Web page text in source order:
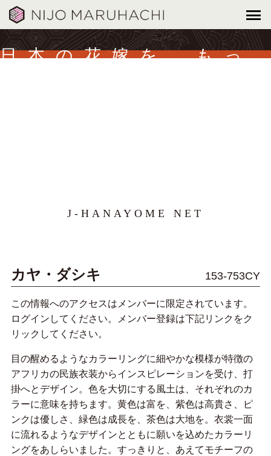
日本の花嫁を、もっ
J-HANAYOME NET
カヤ・ダシキ 153-753CY
この情報へのアクセスはメンバーに限定されています。
ログインしてください。メンバー登録は下記リンクをク
リックしてください。
目の醒めるようなカラーリングに細やかな模様が特徴の
アフリカの民族衣装からインスピレーションを受け、打
掛へとデザイン。色を大切にする風土は、それぞれのカ
ラーに意味を持ちます。黄色は富を、紫色は高貴さ、ピ
ンクは優しさ、緑色は成長を、茶色は大地を。衣裳一面
に流れるようなデザインとともに願いを込めたカラーリ
ングをあしらいました。すっきりと、あえてモチーフの